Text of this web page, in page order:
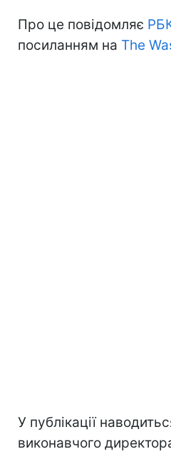
Про це повідомляє
посиланням на The
У публікації
виконавчого